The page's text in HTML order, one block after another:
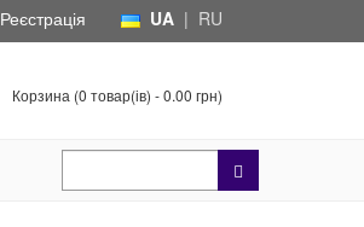
UA | RU
Реєстрація
Корзина (0 товар(ів) - 0.00 грн)